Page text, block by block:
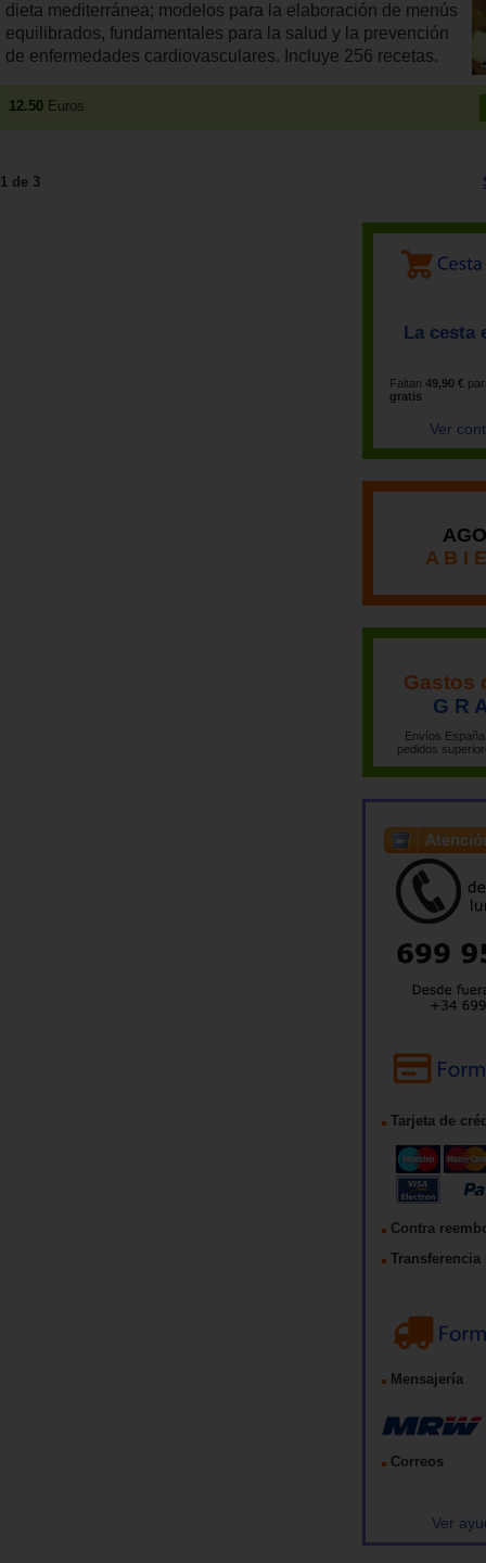
dieta mediterránea; modelos para la elaboración de menús
equilibrados, fundamentales para la salud y la prevención
de enfermedades cardiovasculares. Incluye 256 recetas.
12.50 Euros
1 de 3
La cesta
Faltan 49,90 €
gratis
Ver
A B I
Gastos
G R
Envíos
pedidos
Tarjeta de
Contra
Transferencia
Mensajería
Correos
Ver